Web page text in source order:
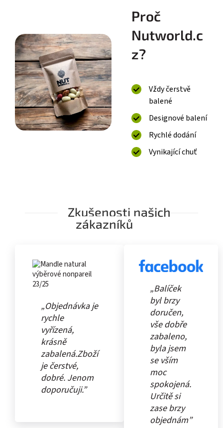
Proč
Nutworld.c
z?
Vždy čerstvě
balené
Designové balení
Rychlé dodání
Vynikající chuť
Zkušenosti našich
zákazníků
„Objednávka je
rychle
vyřízená,
krásně
zabalená.Zboží
je čerstvé,
dobré. Jenom
doporučuji.”
„Balíček
byl brzy
doručen,
vše dobře
zabaleno,
byla jsem
se vším
moc
spokojená.
Určitě si
zase brzy
objednám”